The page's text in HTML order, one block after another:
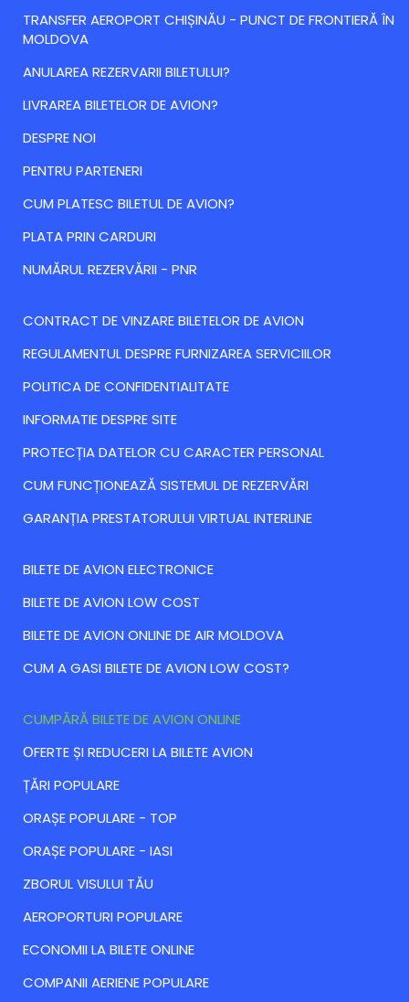
TRANSFER AEROPORT CHIȘINĂU - PUNCT DE FRONTIERĂ ÎN
MOLDOVA
ANULAREA REZERVARII BILETULUI?
LIVRAREA BILETELOR DE AVION?
DESPRE NOI
PENTRU PARTENERI
CUM PLATESC BILETUL DE AVION?
PLATA PRIN CARDURI
NUMĂRUL REZERVĂRII - PNR
CONTRACT DE VINZARE BILETELOR DE AVION
REGULAMENTUL DESPRE FURNIZAREA SERVICIILOR
POLITICA DE CONFIDENTIALITATE
INFORMATIE DESPRE SITE
PROTECȚIA DATELOR CU CARACTER PERSONAL
CUM FUNCȚIONEAZĂ SISTEMUL DE REZERVĂRI
GARANȚIA PRESTATORULUI VIRTUAL INTERLINE
BILETE DE AVION ELECTRONICE
BILETE DE AVION LOW COST
BILETE DE AVION ONLINE DE AIR MOLDOVA
CUM A GASI BILETE DE AVION LOW COST?
CUMPĂRĂ BILETE DE AVION ONLINE
ОFERTE ȘI REDUCERI LA BILETE AVION
ȚĂRI POPULARE
ORAȘE POPULARE - TOP
ORAȘE POPULARE - IASI
ZBORUL VISULUI TĂU
AEROPORTURI POPULARE
ECONOMII LA BILETE ONLINE
COMPANII AERIENE POPULARE